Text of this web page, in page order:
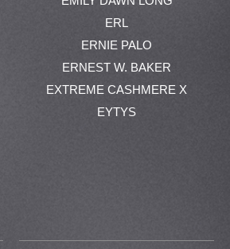
ERL
ERNIE PALO
ERNEST W. BAKER
EXTREME CASHMERE X
EYTYS